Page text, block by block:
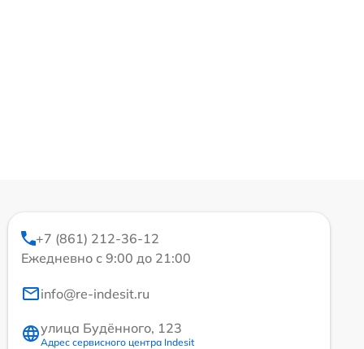
+7 (861) 212-36-12
Ежедневно с 9:00 до 21:00
info@re-indesit.ru
улица Будённого, 123
Адрес сервисного центра Indesit